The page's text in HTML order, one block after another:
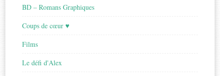
BD – Romans Graphiques
Coups de cœur ♥
Films
Le défi d'Alex